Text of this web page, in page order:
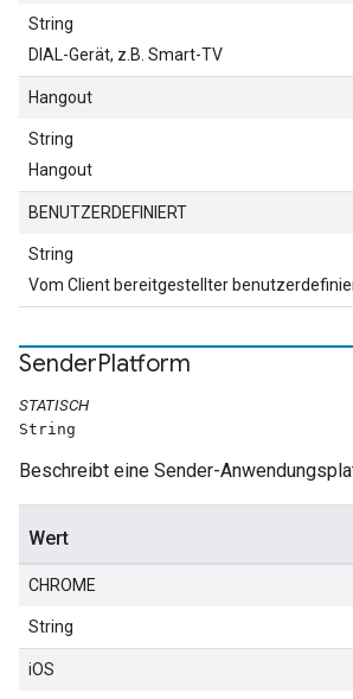
String
DIAL-Gerät, z.B. Smart-TV
Hangout
String
Hangout
BENUTZERDEFINIERT
String
Vom Client bereitgestellter
SenderPlatform
STATISCH
String
Beschreibt eine Sender-
Wert
CHROME
String
iOS